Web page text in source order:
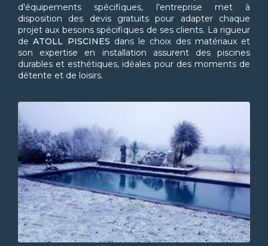
d'équipements spécifiques, l'entreprise met à
disposition des devis gratuits pour adapter chaque
projet aux besoins spécifiques de ses clients. La rigueur
deATOLL PISCINES dans le choix des matériaux et
son expertise en installation assurent des piscines
durables et esthétiques, idéales pour des moments de
détente et de loisirs.